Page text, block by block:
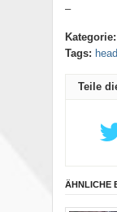
–
Kategorie:
Tags:
Teile
ÄHNLICHE